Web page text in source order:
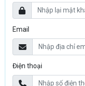
Email
Điện thoại